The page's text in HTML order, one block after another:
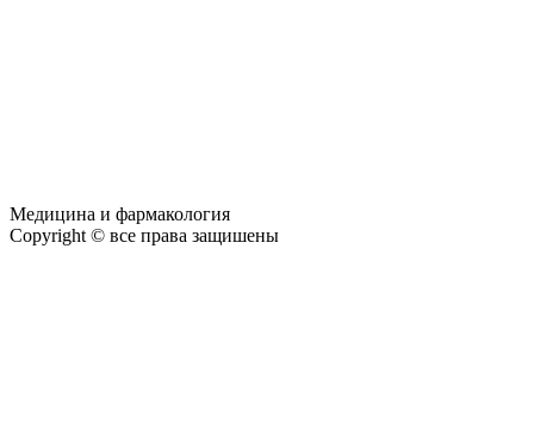
Медицина и фармакология
Copyright © все права защишены